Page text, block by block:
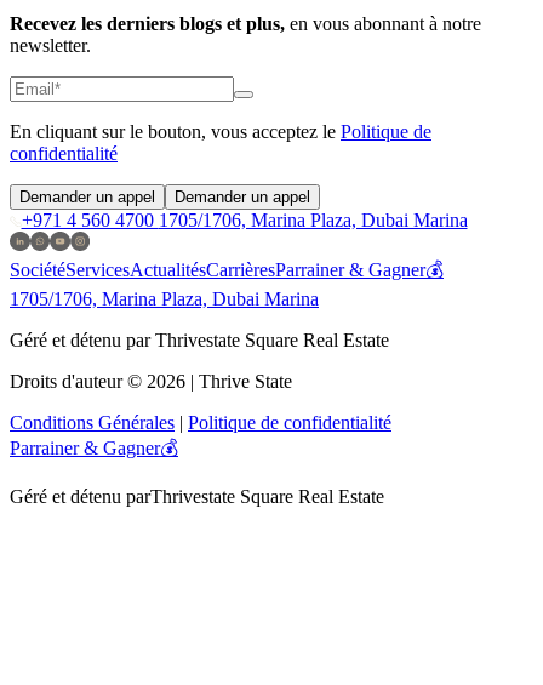
Recevez les derniers blogs et plus, en vous abonnant à notre
newsletter.
En cliquant sur le bouton, vous acceptez le Politique de
confidentialité
Demander un appel Demander un appel
+971 4 560 4700 1705/1706, Marina Plaza, Dubai Marina
SociétéServicesActualitésCarrièresParrainer & Gagner💰
1705/1706, Marina Plaza, Dubai Marina
Géré et détenu par Thrivestate Square Real Estate
Droits d'auteur © 2026 | Thrive State
Conditions Générales | Politique de confidentialité
Parrainer & Gagner💰
Géré et détenu parThrivestate Square Real Estate